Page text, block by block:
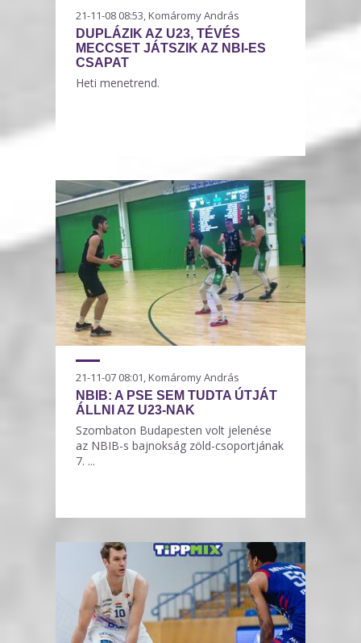
21-11-08 08:53, Komáromy András
DUPLÁZIK AZ U23, TÉVÉS
MECCSET JÁTSZIK AZ NBI-ES
CSAPAT
Heti menetrend.
21-11-07 08:01, Komáromy András
NBIB: A PSE SEM TUDTA ÚTJÁT
ÁLLNI AZ U23-NAK
Szombaton Budapesten volt jelenése
az NBIB-s bajnokság zöld-csoportjának
7. ...